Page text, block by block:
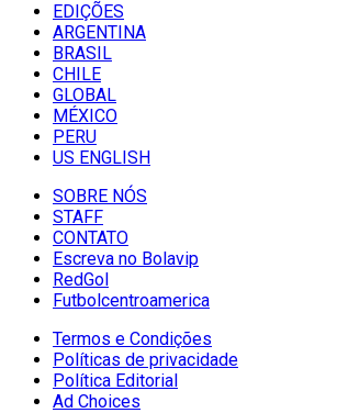
EDIÇÕES
ARGENTINA
BRASIL
CHILE
GLOBAL
MÉXICO
PERU
US ENGLISH
SOBRE NÓS
STAFF
CONTATO
Escreva no Bolavip
RedGol
Futbolcentroamerica
Termos e Condições
Políticas de privacidade
Política Editorial
Ad Choices